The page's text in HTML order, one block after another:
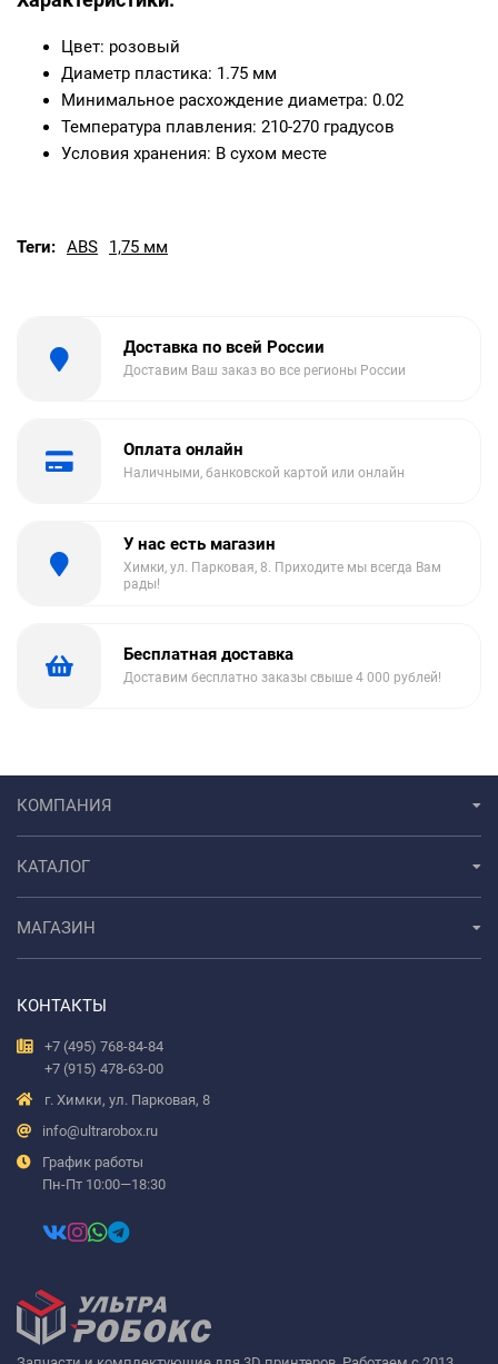
Цвет: розовый
Диаметр пластика: 1.75 мм
Минимальное расхождение диаметра: 0.02
Температура плавления: 210-270 градусов
Условия хранения: В сухом месте
Теги: ABS 1,75 мм
Доставка по всей России
Доставим Ваш заказ во все регионы России
Оплата онлайн
Наличными, банковской картой или онлайн
У нас есть магазин
Химки, ул. Парковая, 8. Приходите мы всегда Вам
рады!
Бесплатная доставка
Доставим бесплатно заказы свыше 4 000 рублей!
КОМПАНИЯ
КАТАЛОГ
МАГАЗИН
КОНТАКТЫ
+7 (495) 768-84-84
+7 (915) 478-63-00
г. Химки, ул. Парковая, 8
info@ultrarobox.ru
График работы
Пн-Пт 10:00—18:30